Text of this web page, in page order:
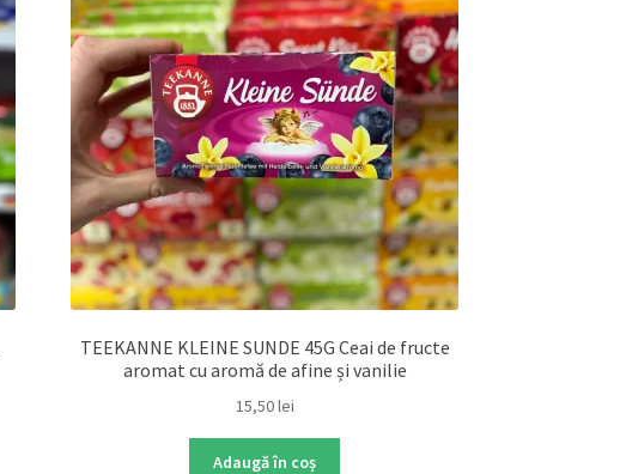
TEEKANNE KLEINE SUNDE 45G Ceai de fructe
aromat cu aromă de afine și vanilie
15,50lei
Adaugă în coș